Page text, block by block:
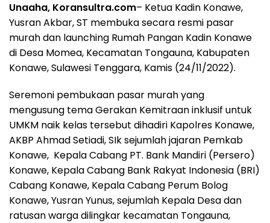
Unaaha, Koransultra.com– Ketua Kadin Konawe,
Yusran Akbar, ST membuka secara resmi pasar
murah dan launching Rumah Pangan Kadin Konawe
di Desa Momea, Kecamatan Tongauna, Kabupaten
Konawe, Sulawesi Tenggara, Kamis (24/11/2022).
Seremoni pembukaan pasar murah yang
mengusung tema Gerakan Kemitraan inklusif untuk
UMKM naik kelas tersebut dihadiri Kapolres Konawe,
AKBP Ahmad Setiadi, SIk sejumlah jajaran Pemkab
Konawe, Kepala Cabang PT. Bank Mandiri (Persero)
Konawe, Kepala Cabang Bank Rakyat Indonesia (BRI)
Cabang Konawe, Kepala Cabang Perum Bolog
Konawe, Yusran Yunus, sejumlah Kepala Desa dan
ratusan warga dilingkar kecamatan Tongauna,